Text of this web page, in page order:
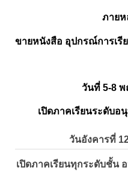
ภายห
ขายหนังสือ อุปกรณ์การเรี
วันที่ 5-8
เปิดภาคเรียนระดับอ
วันอังคารที่
เปิดภาคเรียนทุกระดับชั้น